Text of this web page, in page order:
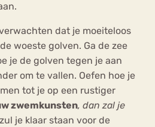
dat je moeiteloos
woeste golven. Ga de zee
je de golven tegen je aan
om te vallen. Oefen hoe je
tot je op een rustiger
zwemkunsten, dan zal je
je klaar staan voor de